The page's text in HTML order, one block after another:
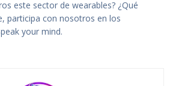
este sector de wearables? ¿Qué
participa con nosotros en los
your mind.